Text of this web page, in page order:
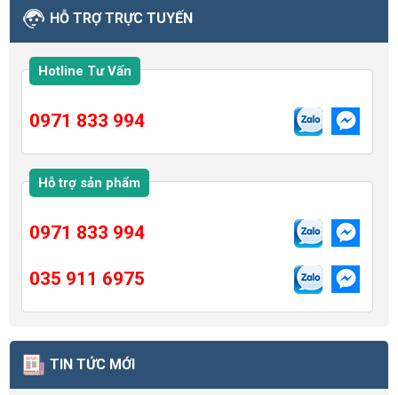
HỖ TRỢ TRỰC TUYẾN
Hotline Tư Vấn
0971 833 994
Hỗ trợ sản phẩm
0971 833 994
035 911 6975
TIN TỨC MỚI